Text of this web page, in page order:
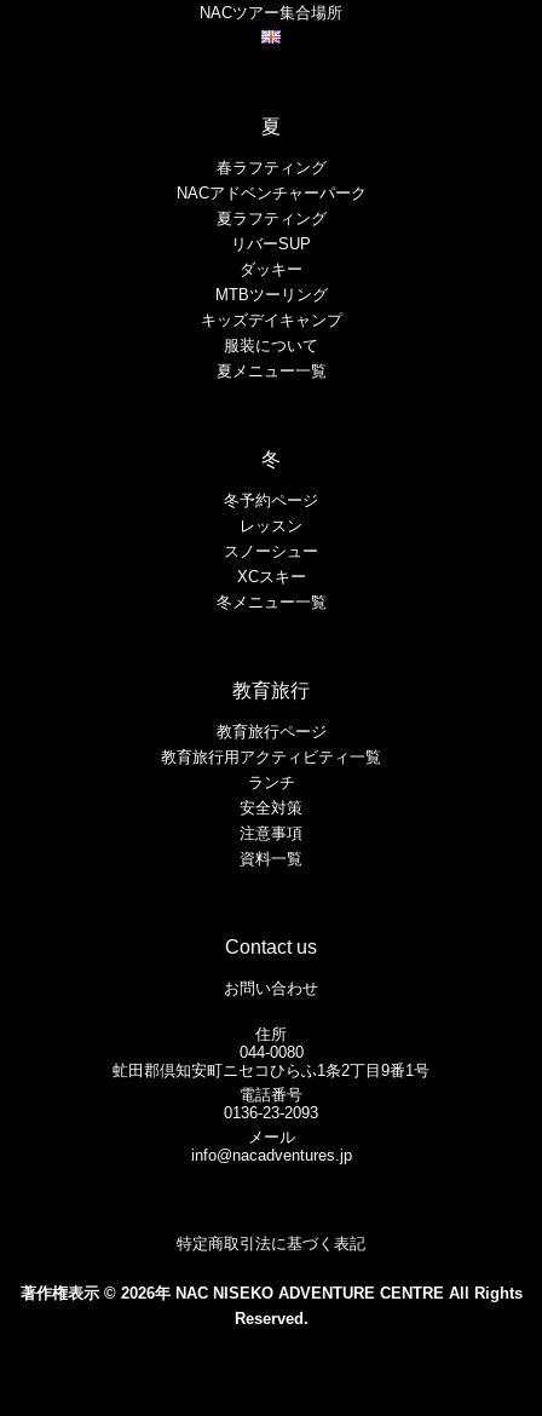
NACツアー集合場所
夏
春ラフティング
NACアドベンチャーパーク
夏ラフティング
リバーSUP
ダッキー
MTBツーリング
キッズデイキャンプ
服装について
夏メニュー一覧
冬
冬予約ページ
レッスン
スノーシュー
XCスキー
冬メニュー一覧
教育旅行
教育旅行ページ
教育旅行用アクティビティ一覧
ランチ
安全対策
注意事項
資料一覧
Contact us
お問い合わせ
住所
044-0080
虻田郡倶知安町ニセコひらふ1条2丁目9番1号
電話番号
0136-23-2093
メール
info@nacadventures.jp
特定商取引法に基づく表記
著作権表示 © 2026年 NAC NISEKO ADVENTURE CENTRE All Rights
Reserved.